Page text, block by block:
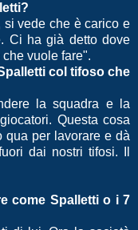
vede che è carico e
Ci ha già detto dove
vuole fare".
col tifoso che
la squadra e la
Questa cosa
qua per lavorare e dà
dai nostri tifosi. Il
come Spalletti o i 7